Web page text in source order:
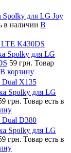
Spolky для LG Joy
в наличии В
K430DS
Spolky для LG
59 грн. Товар
В корзину
Dual X135
Spolky для LG
грн. Товар есть в
Dual D380
Spolky для LG
грн. Товар есть в